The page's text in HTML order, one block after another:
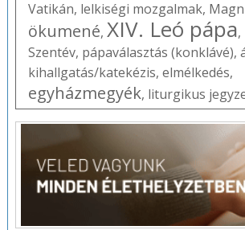
Vatikán, lelkiségi mozgalmak,
ökumené, XIV. Leó pápa,
Szentév, pápaválasztás (konklávé),
kihallgatás/katekézis, elmélkedés,
egyházmegyék, liturgikus